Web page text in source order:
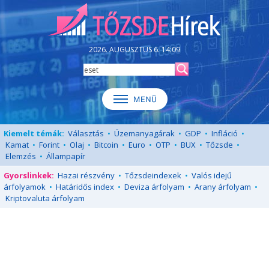
2026. AUGUSZTUS 6. 14:09
Kiemelt témák: Választás • Üzemanyagárak • GDP • Infláció •
Kamat • Forint • Olaj • Bitcoin • Euro • OTP • BUX • Tőzsde •
Elemzés • Állampapír
Gyorslinkek: Hazai részvény • Tőzsdeindexek • Valós idejű
árfolyamok • Határidős index • Deviza árfolyam • Arany árfolyam •
Kriptovaluta árfolyam